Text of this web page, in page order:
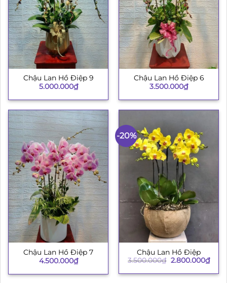
Chậu Lan Hồ Điệp 9
5.000.000₫
Chậu Lan Hồ Điệp 6
3.500.000₫
Chậu Lan Hồ Điệp 7
4.500.000₫
-20%
Chậu Lan Hồ Điệp
3.500.000₫ Giá
là:
2.800.000₫Giá
hiện
tại